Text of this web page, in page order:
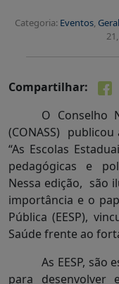
Categoria: Eventos, Geral
Compartilhar:
O Conselho
(CONASS)
“As Escolas
pedagógicas e
Nessa edição, são
importância e o
Pública (EESP),
Saúde frente ao
As EESP,
para desenvolver